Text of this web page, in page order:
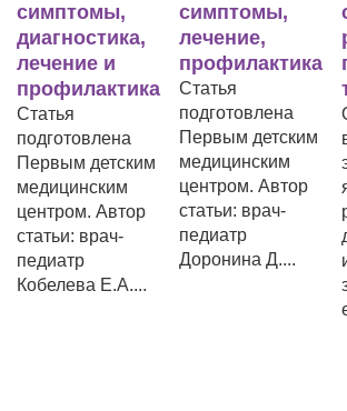
симптомы,
диагностика,
лечение и
профилактика
Статья
подготовлена
Первым детским
медицинским
центром. Автор
статьи: врач-
педиатр
Кобелева Е.А....
симптомы,
лечение,
профилактика
Статья
подготовлена
Первым детским
медицинским
центром. Автор
статьи: врач-
педиатр
Доронина Д....